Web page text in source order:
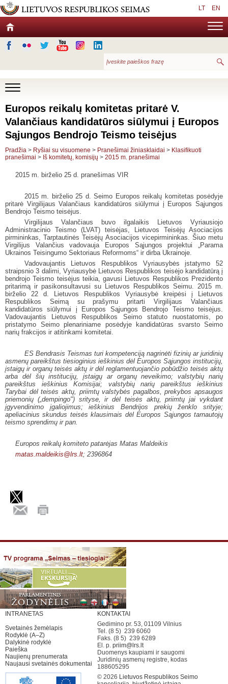
LT EN
Europos reikalų komitetas pritarė V.
Valančiaus kandidatūros siūlymui į Europos
Sąjungos Bendrojo Teismo teisėjus
Pradžia > Ryšiai su visuomene > Pranešimai žiniasklaidai > Klasifikuoti
pranešimai > Iš komitetų, komisijų > 2015 m. pranešimai
2015 m. birželio 25 d. pranešimas VIR
2015 m. birželio 25 d. Seimo Europos reikalų komitetas posėdyje
pritarė Virgilijaus Valančiaus kandidatūros siūlymui į Europos Sąjungos
Bendrojo Teismo teisėjus.
Virgilijaus Valančiaus buvo ilgalaikis Lietuvos Vyriausiojo
Administracinio Teismo (LVAT) teisėjas, Lietuvos Teisėjų Asociacijos
pirmininkas, Tarptautinės Teisėjų Asociacijos vicepirmininkas. Šiuo metu
Virgilijus Valančius vadovauja Europos Sąjungos projektui „Parama
Ukrainos Teisingumo Sektoriaus Reformoms“ ir dirba Ukrainoje.
Vadovaujantis Lietuvos Respublikos Vyriausybės įstatymo 52
straipsnio 3 dalimi, Vyriausybė Lietuvos Respublikos teisėjo kandidatūrą į
bendrojo Teismo teisėjus teikia, gavusi Lietuvos Respublikos Prezidento
pritarimą ir pasikonsultavusi su Lietuvos Respublikos Seimu. 2015 m.
birželio 22 d. Lietuvos Respublikos Vyriausybė kreipėsi į Lietuvos
Respublikos Seimą su prašymu pritarti Virgilijaus Valančiaus
kandidatūros siūlymui į Europos Sąjungos Bendrojo Teismo teisėjus.
Vadovaujantis Lietuvos Respublikos Seimo statuto nuostatomis, po
pristatymo Seimo plenariniame posėdyje kandidatūras svarsto Seimo
narių frakcijos ir atitinkami komitetai.
ES Bendrasis Teismas turi kompetenciją nagrinėti fizinių ar juridinių
asmenų pareikštus tiesioginius ieškinius dėl Europos Sąjungos institucijų,
įstaigų ir organų teisės aktų ir dėl reglamentuojančio pobūdžio teisės aktų
arba dėl šių institucijų, įstaigų ar organų neveikimo; valstybių narių
pareikštus ieškinius Komisijai; valstybių narių pareikštus ieškinius
Tarybai dėl teisės aktų, priimtų valstybės pagalbos, prekybos apsaugos
priemonių („dempingo") srityse, ir dėl teisės aktų, priimtų jai vykdant
įgyvendinimo įgaliojimus; ieškinius Bendrijos prekių ženklo srityje;
apeliacinius skundus teisės klausimais dėl Europos Sąjungos tarnautojų
teismo sprendimų ir pan.
Europos reikalų komiteto patarėjas Matas Maldeikis
matas.maldeikis@lrs.lt; 2396864
INTRANETAS
Svetainės žemėlapis
Rodyklė (A–Z)
Dalykinė rodyklė
Paieška
Naujienų prenumerata
Naujausi svetainės dokumentai
KONTAKTAI
Gedimino pr. 53, 01109 Vilnius
Tel. (8 5) 239 6060
Faks. (8 5) 239 6289
El. p. priim@lrs.lt
Duomenys kaupiami ir saugomi
Juridinių asmenų registre, kodas
188605295
© 2026 Lietuvos Respublikos Seimo